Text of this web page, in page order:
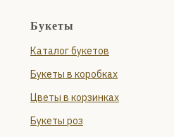
Букеты
Каталог букетов
Букеты в коробках
Цветы в корзинках
Букеты роз